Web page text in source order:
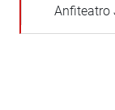
Anfiteatro